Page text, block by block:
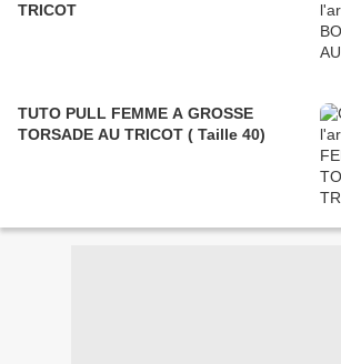
TRICOT
TUTO PULL FEMME A GROSSE
TORSADE AU TRICOT ( Taille 40)